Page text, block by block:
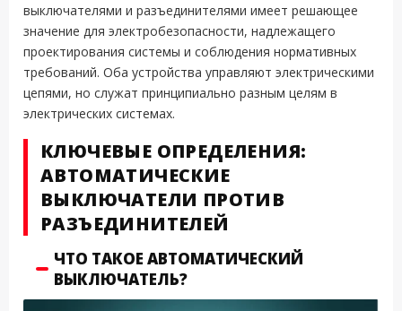
выключателями и разъединителями имеет решающее
значение для электробезопасности, надлежащего
проектирования системы и соблюдения нормативных
требований. Оба устройства управляют электрическими
цепями, но служат принципиально разным целям в
электрических системах.
КЛЮЧЕВЫЕ ОПРЕДЕЛЕНИЯ:
АВТОМАТИЧЕСКИЕ
ВЫКЛЮЧАТЕЛИ ПРОТИВ
РАЗЪЕДИНИТЕЛЕЙ
ЧТО ТАКОЕ АВТОМАТИЧЕСКИЙ
ВЫКЛЮЧАТЕЛЬ?